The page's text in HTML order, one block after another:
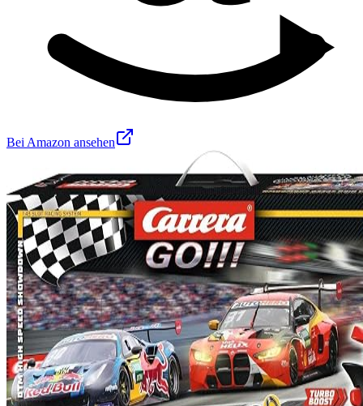
Bei Amazon ansehen